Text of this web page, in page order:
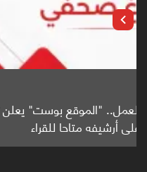
باحثون من اليمن يدخلون
واعدة منشورة عالميا (ترجمة)